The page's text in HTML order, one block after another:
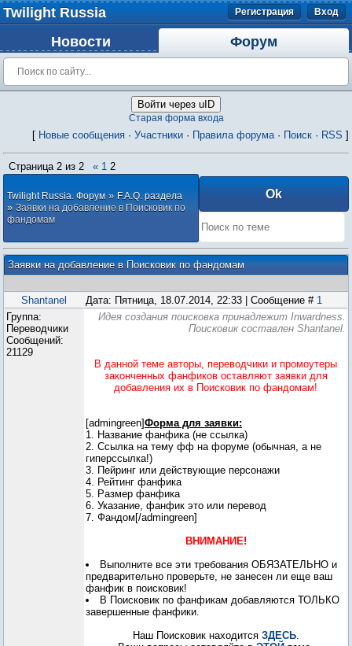
Twilight Russia Регистрация Вход
Новости Форум
Войти через uID
Старая форма входа
[ Новые сообщения · Участники · Правила форума· Поиск · RSS ]
Страница 2 из 2 « 1 2
Twilight Russia. Форум » F.A.Q. раздела
» Заявки на добавление в Поисковик по
фандомам
Заявки на добавление в Поисковик по фандомам
Shantanel Дата: Пятница, 18.07.2014, 22:33 | Сообщение # 1
Группа:
Переводчики
Сообщений:
21129
Идея создания поисковка принадлежит Inwardness.
Поисковик составлен Shantanel.
В данной теме авторы, переводчики и промоутеры
законченных фанфиков оставляют заявки для
добавления их в Поисковик по фандомам!
[admingreen]Форма для заявки:
1. Название фанфика (не ссылка)
2. Ссылка на тему фф на форуме (обычная, а не
гиперссылка!)
3. Пейринг или действующие персонажи
4. Рейтинг фанфика
5. Размер фанфика
6. Указание, фанфик это или перевод
7. Фандом[/admingreen]
ВНИМАНИЕ!
Выполните все эти требования ОБЯЗАТЕЛЬНО и
предварительно проверьте, не занесен ли еще ваш
фанфик в поисковик!
В Поисковик по фанфикам добавляются ТОЛЬКО
завершенные фанфики.
Наш Поисковик находится ЗДЕСЬ.